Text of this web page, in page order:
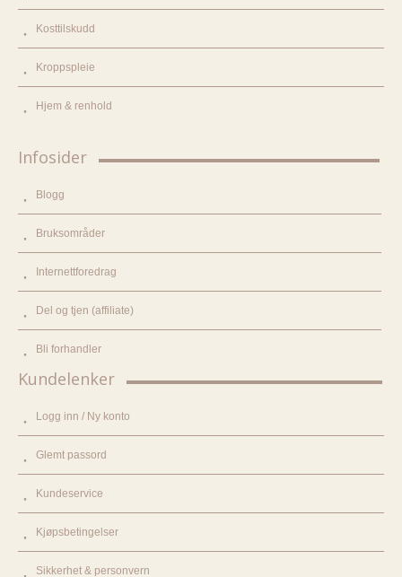
Kosttilskudd
Kroppspleie
Hjem & renhold
Infosider
Blogg
Bruksområder
Internettforedrag
Del og tjen (affiliate)
Bli forhandler
Kundelenker
Logg inn / Ny konto
Glemt passord
Kundeservice
Kjøpsbetingelser
Sikkerhet & personvern